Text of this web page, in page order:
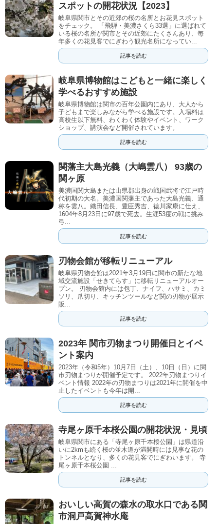
スポットの開花状況【2023】
岐阜県関市とその近郊の桜の名所とお花見スポット
をチェック。 「飛騨・美濃さくら33選」に選ばれて
いる桜の名所が関市とその近郊にたくさんあり、毎
年多くの花見客でにぎわう観光名所になってい...
記事を読む
岐阜県博物館はこどもと一緒に楽しく
学べるおすすめ施設
岐阜県博物館は関市の百年公園内にあり、大人から
子どもまで楽しみながら学べる施設です。入場料は
高校生以下無料、わくわく体験やイベント、ワーク
ショップ、講演会など開催されています。
記事を読む
関藩主大島光義（大嶋雲八） 93歳の
関ヶ原
美濃国関大島または山県郡出身の戦国武将で江戸時
代初期の大名。美濃国関藩主であった大島光義、通
称を雲八。織田信長、豊臣秀吉、徳川家康に仕え、
1604年8月23日に97歳で死去。生涯53度の戦に挑み
弓...
記事を読む
刃物会館が移転リニューアル
岐阜県刃物会館は2021年3月19日に関市の新たな地
域交流施設「せきてらす」に移転リニューアルオー
プン。 刃物会館内には包丁、ナイフ、ハサミ、カミ
ソリ、爪切り、キッチンツールなど関の刃物が展示
販...
記事を読む
2023年 関市刃物まつり開催日とイベ
ント案内
2023年（令和5年）10月7日（土）、10日（日）に関
市刃物まつりが開催予定です。 2022年刃物まつりイ
ベント情報 2022年の刃物まつりは2021年に開催を中
止したイベントも今年は開...
記事を読む
寺尾ヶ原千本桜公園の開花状況・見頃
岐阜県関市にある「寺尾ヶ原千本桜公園」は県道沿
いに2kmも続く桜の並木道が満開時には見事な花の
トンネルとなり、多くの花見客でにぎわいます。 寺
尾ヶ原千本桜公園 ...
記事を読む
おいしい高賀の森水の取水口である関
市洞戸高賀神水庵